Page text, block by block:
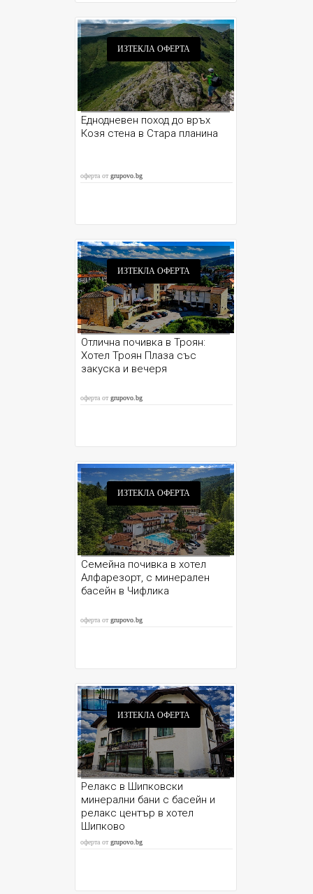
ИЗТЕКЛА ОФЕРТА
Еднодневен поход до връх
Козя стена в Стара планина
оферта отgrupovo.bg
ИЗТЕКЛА ОФЕРТА
Отлична почивка в Троян:
Хотел Троян Плаза със
закуска и вечеря
оферта отgrupovo.bg
ИЗТЕКЛА ОФЕРТА
Семейна почивка в хотел
Алфарезорт, с минерален
басейн в Чифлика
оферта отgrupovo.bg
ИЗТЕКЛА ОФЕРТА
Релакс в Шипковски
минерални бани с басейн и
релакс център в хотел
Шипково
оферта отgrupovo.bg